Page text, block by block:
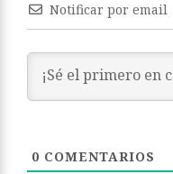
Notificar por email
0 COMENTARIOS